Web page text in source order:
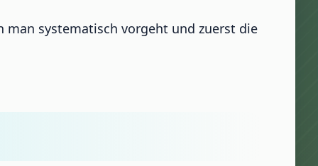
man systematisch vorgeht und zuerst die